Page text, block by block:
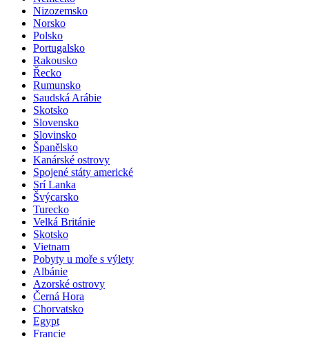
Nizozemsko
Norsko
Polsko
Portugalsko
Rakousko
Řecko
Rumunsko
Saudská Arábie
Skotsko
Slovensko
Slovinsko
Španělsko
Kanárské ostrovy
Spojené státy americké
Srí Lanka
Švýcarsko
Turecko
Velká Británie
Skotsko
Vietnam
Pobyty u moře s výlety
Albánie
Azorské ostrovy
Černá Hora
Chorvatsko
Egypt
Francie